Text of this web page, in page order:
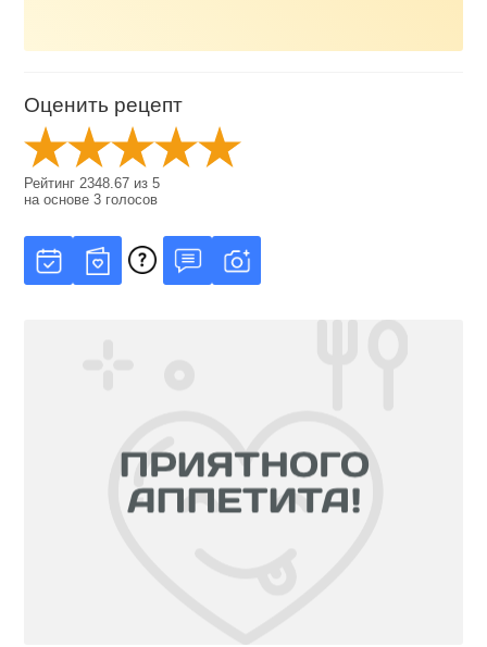
Оценить рецепт
Рейтинг2348.67 из5
на основе3 голосов